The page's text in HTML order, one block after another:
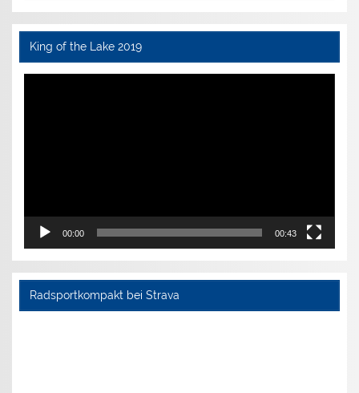
King of the Lake 2019
Video-
00:00 00:43
Radsportkompakt bei Strava